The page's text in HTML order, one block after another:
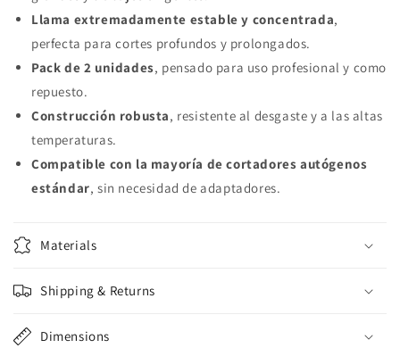
Llama extremadamente estable y concentrada,
perfecta para cortes profundos y prolongados.
Pack de 2 unidades, pensado para uso profesional y como
repuesto.
Construcción robusta, resistente al desgaste y a las altas
temperaturas.
Compatible con la mayoría de cortadores autógenos
estándar, sin necesidad de adaptadores.
Materials
Shipping & Returns
Dimensions